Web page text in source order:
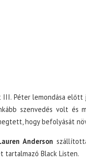
Péter lemondása előtt
szenvedés volt és
hogy befolyását
Anderson
tartalmazó Black Listen.